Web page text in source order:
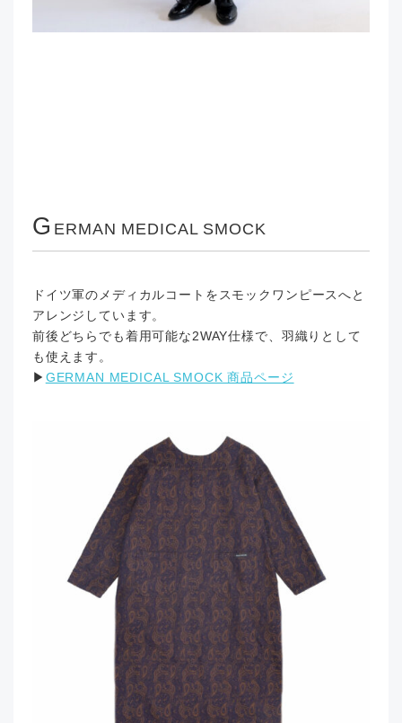
G ERMAN MEDICAL SMOCK
ドイツ軍のメディカルコートをスモックワンピースへと
アレンジしています。
前後どちらでも着用可能な2WAY仕様で、羽織りとして
も使えます。
▶︎ GERMAN MEDICAL SMOCK 商品ページ